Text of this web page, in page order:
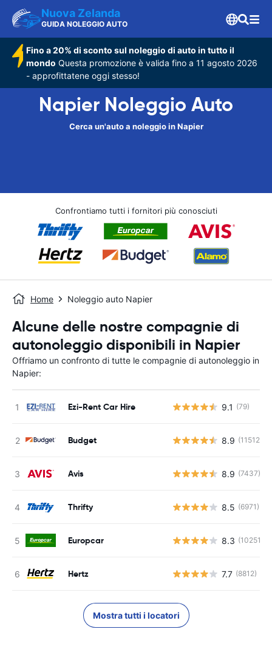
Nuova Zelanda
GUIDA NOLEGGIO AUTO
Fino a 20% di sconto sul noleggio di auto in tutto il
mondo Questa promozione è valida fino a 11 agosto 2026
- approfittatene oggi stesso!
Napier Noleggio Auto
Cerca un'auto a noleggio in Napier
Confrontiamo tutti i fornitori più conosciuti
Home Noleggio auto Napier
Alcune delle nostre compagnie di
autonoleggio disponibili in Napier
Offriamo un confronto di tutte le compagnie di autonoleggio in
Napier:
Ezi-Rent Car Hire 9.1 (79)
Budget 8.9 (11512)
Avis 8.9 (7437)
Thrifty 8.5 (6971)
Europcar 8.3 (10251)
Hertz 7.7 (8812)
Mostra tutti i locatori